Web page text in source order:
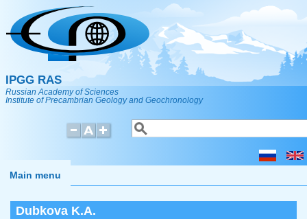
Skip to main content
IPGG RAS
Russian Academy of Sciences
Institute of Precambrian Geology and Geochronology
Search form
Search
Main menu
Dubkova K.A.